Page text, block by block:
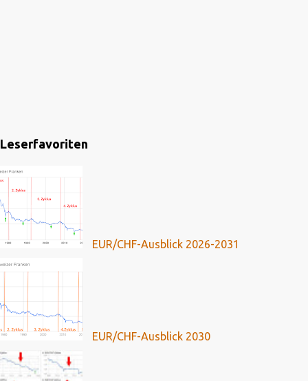
Leserfavoriten
EUR/CHF-Ausblick 2026-2031
EUR/CHF-Ausblick 2030